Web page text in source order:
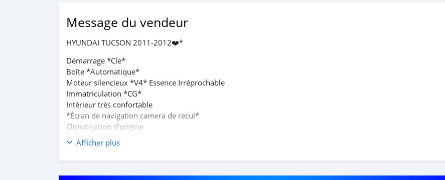
Message du vendeur
HYUNDAI TUCSON 2011-2012❤️*
Démarrage *Cle*
Boîte *Automatique*
Moteur silencieux *V4* Essence Irréprochable
Immatriculation *CG*
Intérieur très confortable
*Écran de navigation camera de recul*
Climatisation d'origine
Prix *6.800.000* CFA
Afficher plus